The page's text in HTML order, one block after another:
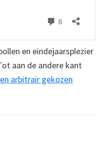
en eindejaarsplezier
aan de andere kant
arbitrair gekozen